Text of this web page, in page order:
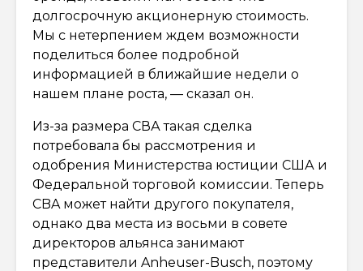
долгосрочную акционерную стоимость.
Мы с нетерпением ждем возможности
поделиться более подробной
информацией в ближайшие недели о
нашем плане роста, — сказал он.
Из-за размера СВА такая сделка
потребовала бы рассмотрения и
одобрения Министерства юстиции США и
Федеральной торговой комиссии. Теперь
CBA может найти другого покупателя,
однако два места из восьми в совете
директоров альянса занимают
представители Anheuser-Busch, поэтому